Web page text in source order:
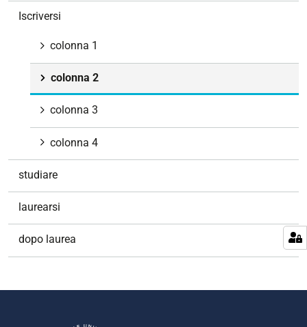
Iscriversi
colonna 1
colonna 2
colonna 3
colonna 4
studiare
laurearsi
dopo laurea